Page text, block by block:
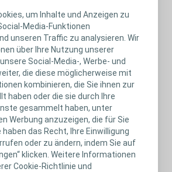
um Inhalte und Anzeigen zu
Media-Funktionen
unseren Traffic zu analysieren. Wir
über Ihre Nutzung unserer
Social-Media-, Werbe- und
die diese möglicherweise mit
kombinieren, die Sie ihnen zur
haben oder die sie durch Ihre
gesammelt haben, unter
Werbung anzuzeigen, die für Sie
das Recht, Ihre Einwilligung
oder zu ändern, indem Sie auf
klicken. Weitere Informationen
Cookie-Richtlinie und
0800-780 9000
8-16 Uhr)
77
48
65501
750